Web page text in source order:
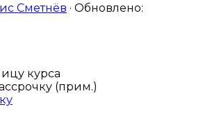
Сметнёв · Обновлено:
курса
(прим.)